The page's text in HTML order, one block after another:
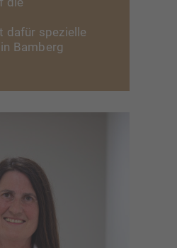
dafür spezielle
Bamberg